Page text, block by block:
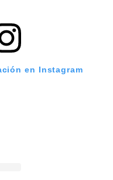
en Instagram